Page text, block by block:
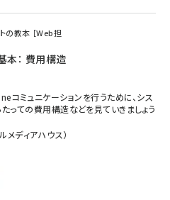
の教本 ［Web担
本： 費用構造
ミュニケーションを行うために、シス
っての費用構造などを見ていきましょう
ディアハウス）